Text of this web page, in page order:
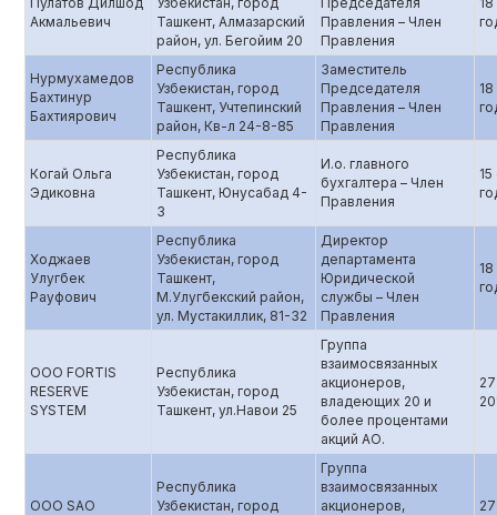
Акмальевич
Ташкент, Алмазарский
район, ул. Бегойим 20
Правления – Член
Правления
Нурмухамедов
Бахтинур
Бахтиярович
Республика
Узбекистан, город
Ташкент, Учтепинский
район, Кв-л 24-8-85
Заместитель
Председателя
Правления – Член
Правления
Когай Ольга
Эдиковна
Республика
Узбекистан, город
Ташкент, Юнусабад 4-
3
И.о. главного
бухгалтера – Член
Правления
Ходжаев
Улугбек
Рауфович
Республика
Узбекистан, город
Ташкент,
М.Улугбекский район,
ул. Мустакиллик, 81-32
Директор
департамента
Юридической
службы – Член
Правления
ООО FORTIS
RESERVE
SYSTEM
Республика
Узбекистан, город
Ташкент, ул.Навои 25
Группа
взаимосвязанных
акционеров,
владеющих 20 и
более процентами
акций АО.
OOO SAO
Республика
Узбекистан, город
Группа
взаимосвязанных
акционеров,